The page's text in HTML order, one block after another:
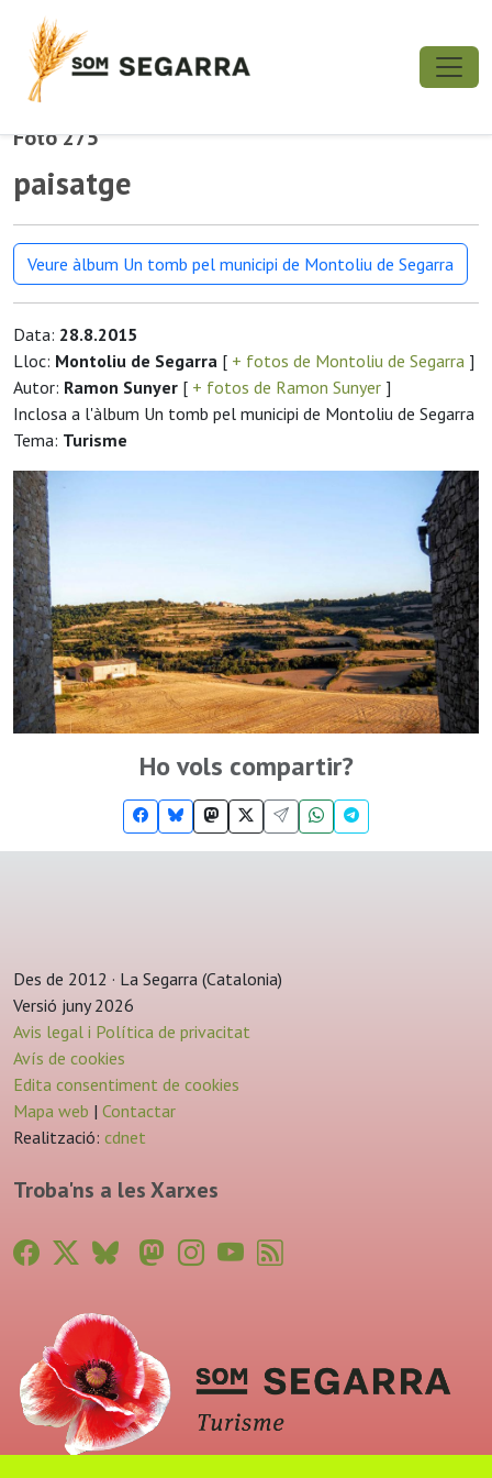
Foto 275
paisatge
Veure àlbum Un tomb pel municipi de Montoliu de Segarra
Data: 28.8.2015
Lloc: Montoliu de Segarra [ + fotos de Montoliu de Segarra ]
Autor: Ramon Sunyer [ + fotos de Ramon Sunyer ]
Inclosa a l'àlbum Un tomb pel municipi de Montoliu de Segarra
Tema: Turisme
Ho vols compartir?
Des de 2012 · La Segarra (Catalonia)
Versió juny 2026
Avis legal i Política de privacitat
Avís de cookies
Edita consentiment de cookies
Mapa web | Contactar
Realització: cdnet
Troba'ns a les Xarxes